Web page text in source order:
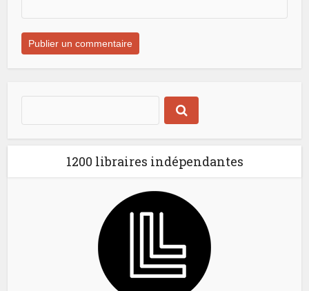
1200 libraires indépendantes